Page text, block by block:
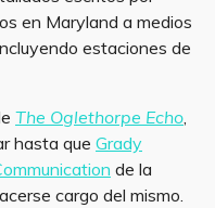
en Maryland a medios
estaciones de
The Oglethorpe Echo
hasta que Grady
de la
cargo del mismo.